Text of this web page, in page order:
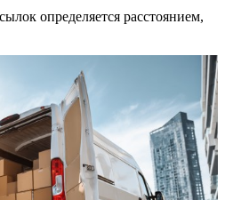
определяется расстоянием,